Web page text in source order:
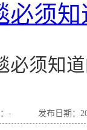
必须
必须知
- 发布日期：